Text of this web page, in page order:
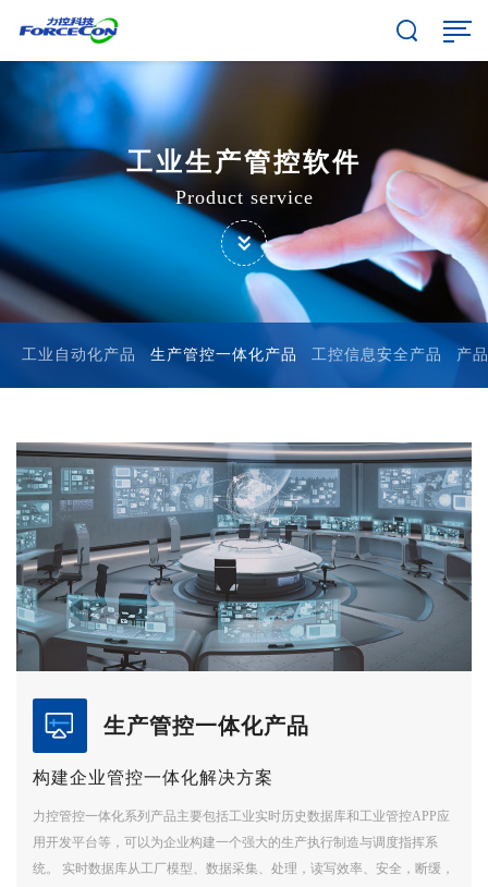
工业生产管控软件
Product service
工业自动化产品 生产管控一体化产品 工控信息安全产品 产
生产管控一体化产品
构建企业管控一体化解决方案
力控管控一体化系列产品主要包括工业实时历史数据库和工业管控APP应
用开发平台等，可以为企业构建一个强大的生产执行制造与调度指挥系
统。 实时数据库从工厂模型、数据采集、处理，读写效率、安全，断缓，